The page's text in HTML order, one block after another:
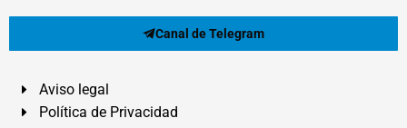
Canal de Telegram
Aviso legal
Política de Privacidad